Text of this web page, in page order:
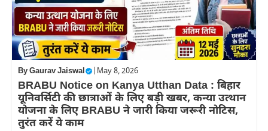
ByGaurav Jaiswal May 8, 2026
BRABU Notice on Kanya Utthan Data : बिहार
यूनिवर्सिटी की छात्राओं के लिए बड़ी खबर, कन्या उत्थान
योजना के लिए BRABU ने जारी किया जरूरी नोटिस,
तुरंत करें ये काम